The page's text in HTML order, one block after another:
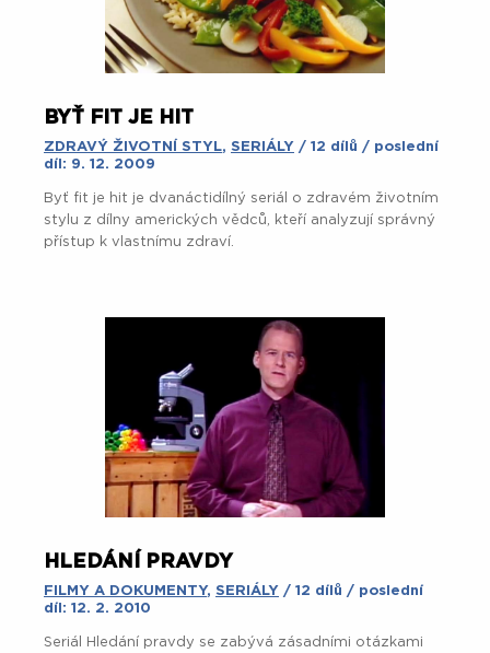
BYŤ FIT JE HIT
ZDRAVÝ ŽIVOTNÍ STYL, SERIÁLY / 12 dílů / poslední
díl: 9. 12. 2009
Byť fit je hit je dvanáctidílný seriál o zdravém životním
stylu z dílny amerických vědců, kteří analyzují správný
přístup k vlastnímu zdraví.
HLEDÁNÍ PRAVDY
FILMY A DOKUMENTY, SERIÁLY / 12 dílů / poslední
díl: 12. 2. 2010
Seriál Hledání pravdy se zabývá zásadními otázkami